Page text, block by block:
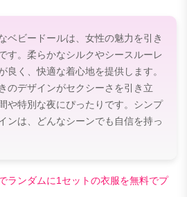
ベビードールは、女性の魅力を引き
す。柔らかなシルクやシースルーレ
良く、快適な着心地を提供します。
のデザインがセクシーさを引き立
や特別な夜にぴったりです。シンプ
ンは、どんなシーンでも自信を持っ
ランダムに1セットの衣服を無料でプ